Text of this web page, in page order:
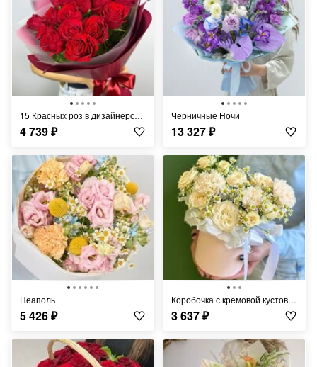
15 Красных роз в дизайнерской упаковке
4 739₽
Черничные Ночи
13 327₽
Неаполь
5 426₽
Коробочка с кремовой кустовой розой ,ромашками и кремовыми диантусами
3 637₽